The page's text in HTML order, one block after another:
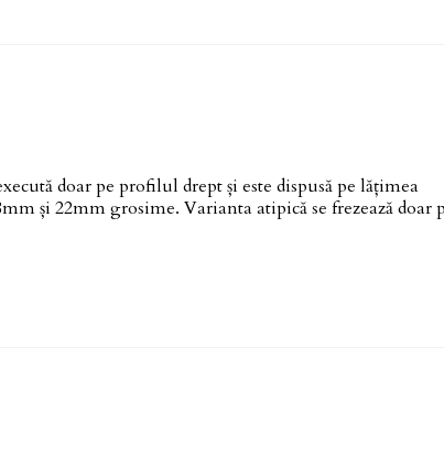
doar pe profilul drept și este dispusă pe lățimea
și 22mm grosime. Varianta atipică se frezează doar